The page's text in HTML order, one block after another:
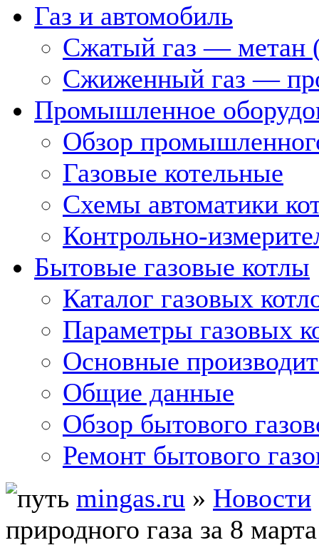
Газ и автомобиль
Сжатый газ — метан
Сжиженный газ —
Промышленное
Обзор
Газовые котельные
Схемы автоматики
Контрольно-
Бытовые газовые котлы
Каталог газовых
Параметры газовых
Основные
Общие данные
Обзор бытового
Ремонт бытового
mingas.ru » Новости
природного газа за 8